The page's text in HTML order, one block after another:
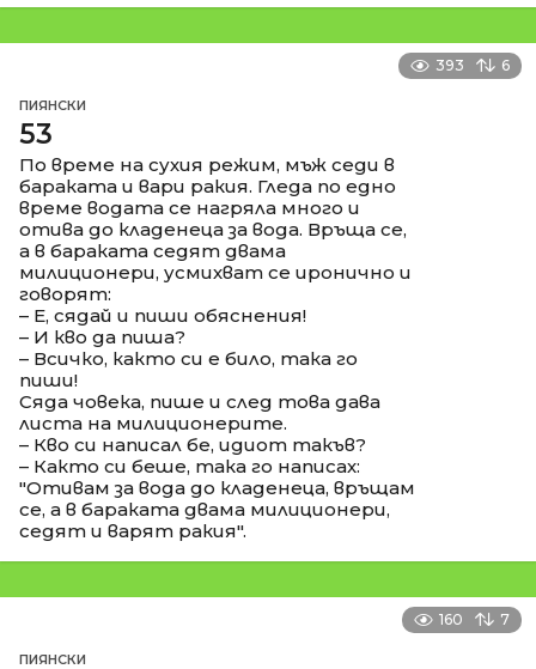
393 6
ПИЯНСКИ
53
По време на сухия режим, мъж седи в
бараката и вари ракия. Гледа по едно
време водата се нагряла много и
отива до кладенеца за вода. Връща се,
а в бараката седят двама
милиционери, усмихват се иронично и
говорят:
– Е, сядай и пиши обяснения!
– И кво да пиша?
– Всичко, както си е било, така го
пиши!
Сяда човека, пише и след това дава
листа на милиционерите.
– Кво си написал бе, идиот такъв?
– Както си беше, така го написах:
"Отивам за вода до кладенеца, връщам
се, а в бараката двама милиционери,
седят и варят ракия".
160 7
ПИЯНСКИ